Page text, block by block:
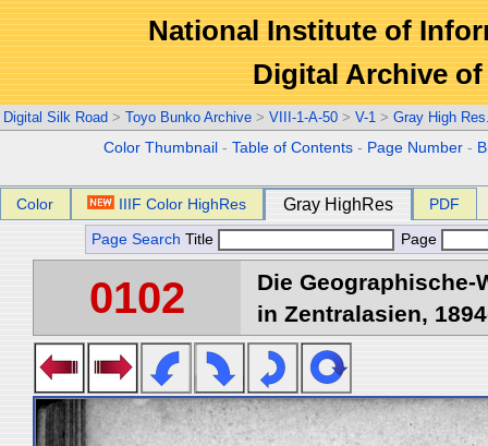
National Institute of
Digital Archive
Digital Silk Road > Toyo Bunko Archive > VIII-1-A-50 > V-1 > Gray High
Color Thumbnail -Table of Contents - Page Number -
Color IIIF Color HighRes Gray HighRes PDF
Page Search Title Page
0102
Die
in Zentralasien,